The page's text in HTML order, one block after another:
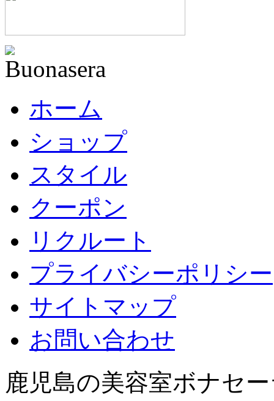
ホーム
ショップ
スタイル
クーポン
リクルート
プライバシーポリシー
サイトマップ
お問い合わせ
鹿児島の美容室ボナセ